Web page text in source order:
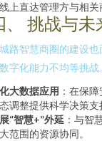
上直达管理方与相关
、 挑战与未
路智慧商圈的建设
字化能力不均等挑战
大数据应用 ：在保
调整提供科学决策支
“智慧+”外延 ：与智
范围的资源协同。